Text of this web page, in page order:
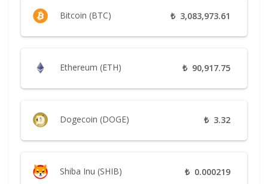
Bitcoin (BTC) ₺ 3,083,973.61
Ethereum (ETH) ₺ 90,917.75
Dogecoin (DOGE) ₺ 3.32
Shiba Inu (SHIB) ₺ 0.000219